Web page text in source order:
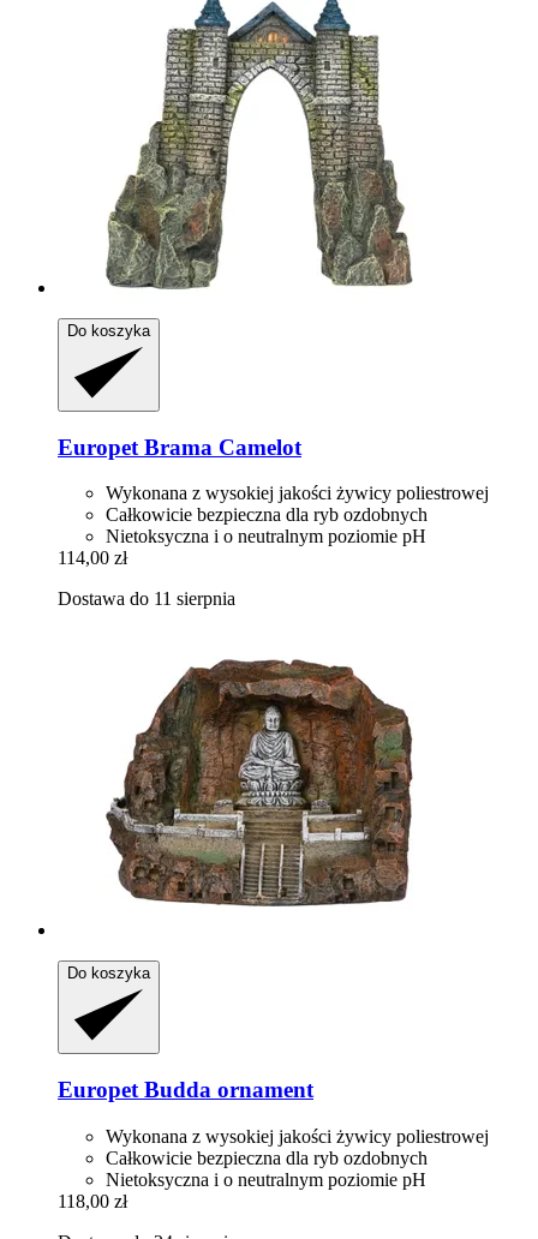
Do koszyka
Europet Brama Camelot
Wykonana z wysokiej jakości żywicy poliestrowej
Całkowicie bezpieczna dla ryb ozdobnych
Nietoksyczna i o neutralnym poziomie pH
114,00 zł
Dostawa do 11 sierpnia
Do koszyka
Europet Budda ornament
Wykonana z wysokiej jakości żywicy poliestrowej
Całkowicie bezpieczna dla ryb ozdobnych
Nietoksyczna i o neutralnym poziomie pH
118,00 zł